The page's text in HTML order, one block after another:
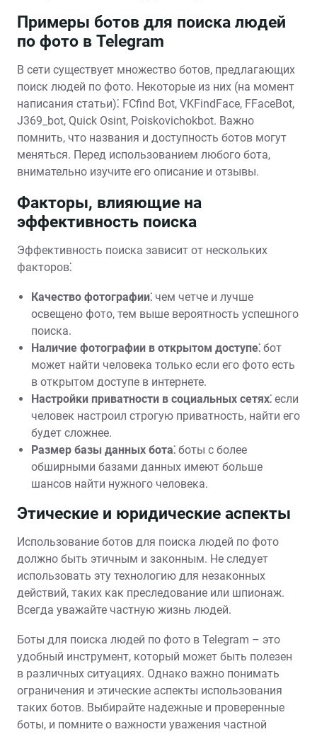
Примеры ботов для поиска людей
по фото в Telegram
В сети существует множество ботов, предлагающих
поиск людей по фото. Некоторые из них (на момент
написания статьи)⁚ FCfind Bot, VKFindFace, FFaceBot,
J369_bot, Quick Osint, Poiskovichokbot. Важно
помнить, что названия и доступность ботов могут
меняться. Перед использованием любого бота,
внимательно изучите его описание и отзывы.
Факторы, влияющие на
эффективность поиска
Эффективность поиска зависит от нескольких
факторов⁚
Качество фотографии⁚ чем четче и лучше
освещено фото, тем выше вероятность успешного
поиска.
Наличие фотографии в открытом доступе⁚ бот
может найти человека только если его фото есть
в открытом доступе в интернете.
Настройки приватности в социальных сетях⁚ если
человек настроил строгую приватность, найти его
будет сложнее.
Размер базы данных бота⁚ боты с более
обширными базами данных имеют больше
шансов найти нужного человека.
Этические и юридические аспекты
Использование ботов для поиска людей по фото
должно быть этичным и законным. Не следует
использовать эту технологию для незаконных
действий, таких как преследование или шпионаж.
Всегда уважайте частную жизнь людей.
Боты для поиска людей по фото в Telegram – это
удобный инструмент, который может быть полезен
в различных ситуациях. Однако важно понимать
ограничения и этические аспекты использования
таких ботов. Выбирайте надежные и проверенные
боты, и помните о важности уважения частной